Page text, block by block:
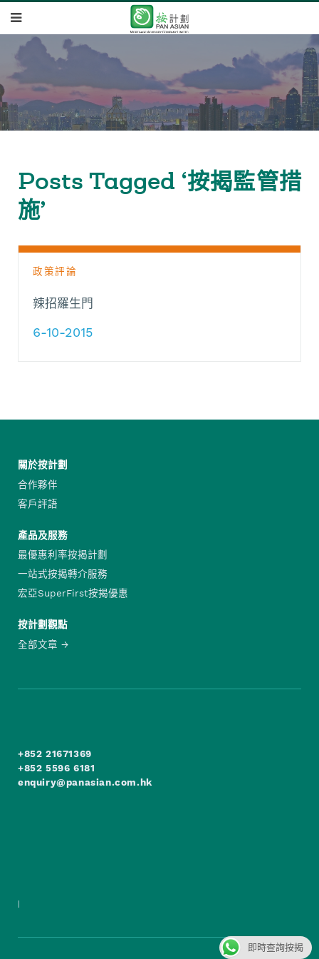
Posts Tagged ‘按揭監管措
施’
政策評論
辣招羅生門
6-10-2015
關於按計劃
合作夥伴
客戶評語
產品及服務
最優惠利率按揭計劃
一站式按揭轉介服務
宏亞SuperFirst按揭優惠
按計劃觀點
全部文章
+852 21671369
+852 5596 6181
enquiry@panasian.com.hk
即時查詢按揭